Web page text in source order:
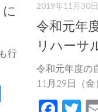
行
2019年11月30日
令和元年
リハーサ
令和元年度の
11月29日（金